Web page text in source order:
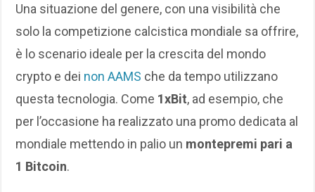
Una situazione del genere, con una visibilità che
solo la competizione calcistica mondiale sa offrire,
è lo scenario ideale per la crescita del mondo
crypto e dei non AAMS che da tempo utilizzano
questa tecnologia. Come 1xBit, ad esempio, che
per l’occasione ha realizzato una promo dedicata al
mondiale mettendo in palio un montepremi pari a
1 Bitcoin.